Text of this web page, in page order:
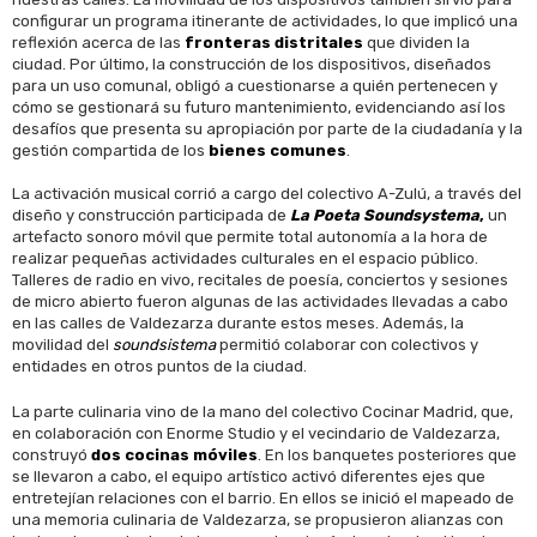
configurar un programa itinerante de actividades, lo que implicó una
reflexión acerca de las fronteras distritales que dividen la
ciudad. Por último, la construcción de los dispositivos, diseñados
para un uso comunal, obligó a cuestionarse a quién pertenecen y
cómo se gestionará su futuro mantenimiento, evidenciando así los
desafíos que presenta su apropiación por parte de la ciudadanía y la
gestión compartida de los bienes comunes
La activación musical corrió a cargo del colectivo A-Zulú, a través del
diseño y construcción participada de La Poeta Soundsystema, un
artefacto sonoro móvil que permite total autonomía a la hora de
realizar pequeñas actividades culturales en el espacio público.
Talleres de radio en vivo, recitales de poesía, conciertos y sesiones
de micro abierto fueron algunas de las actividades llevadas a cabo
en las calles de Valdezarza durante estos meses. Además, la
movilidad del soundsistemapermitió colaborar con colectivos y
entidades en otros puntos de la ciudad.
La parte culinaria vino de la mano del colectivo Cocinar Madrid, que,
en colaboración con Enorme Studio y el vecindario de Valdezarza,
construyó dos cocinas móviles . En los banquetes posteriores que
se llevaron a cabo, el equipo artístico activó diferentes ejes que
entretejían relaciones con el barrio. En ellos se inició el mapeado de
una memoria culinaria de Valdezarza, se propusieron alianzas con